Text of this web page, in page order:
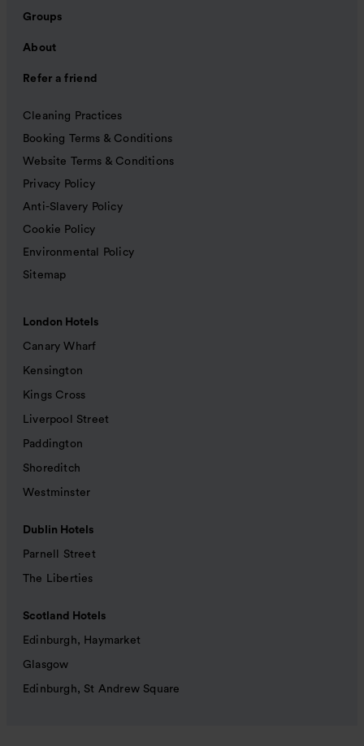
Groups
About
Refer a friend
Cleaning Practices
Booking Terms & Conditions
Website Terms & Conditions
Privacy Policy
Anti-Slavery Policy
Cookie Policy
Environmental Policy
Sitemap
London Hotels
Canary Wharf
Kensington
Kings Cross
Liverpool Street
Paddington
Shoreditch
Westminster
Dublin Hotels
Parnell Street
The Liberties
Scotland Hotels
Edinburgh, Haymarket
Glasgow
Edinburgh, St Andrew Square